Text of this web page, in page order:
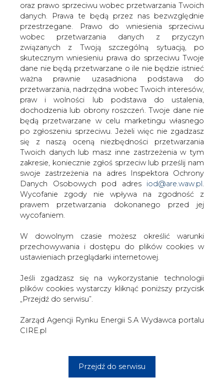
oraz prawo sprzeciwu wobec przetwarzania Twoich
danych. Prawa te będą przez nas bezwzględnie
przestrzegane. Prawo do wniesienia sprzeciwu
wobec przetwarzania danych z przyczyn
związanych z Twoją szczególną sytuacją, po
skutecznym wniesieniu prawa do sprzeciwu Twoje
dane nie będą przetwarzane o ile nie będzie istnieć
ważna prawnie uzasadniona podstawa do
przetwarzania, nadrzędna wobec Twoich interesów,
praw i wolności lub podstawa do ustalenia,
dochodzenia lub obrony roszczeń. Twoje dane nie
będą przetwarzane w celu marketingu własnego
po zgłoszeniu sprzeciwu. Jeżeli więc nie zgadzasz
się z naszą oceną niezbędności przetwarzania
Twoich danych lub masz inne zastrzeżenia w tym
zakresie, koniecznie zgłoś sprzeciw lub prześlij nam
swoje zastrzeżenia na adres Inspektora Ochrony
Danych Osobowych pod adres iod@are.waw.pl
Wycofanie zgody nie wpływa na zgodność z
prawem przetwarzania dokonanego przed jej
wycofaniem.
W dowolnym czasie możesz określić warunki
przechowywania i dostępu do plików cookies w
ustawieniach przeglądarki internetowej.
Jeśli zgadzasz się na wykorzystanie technologii
plików cookies wystarczy kliknąć poniższy przycisk
„Przejdź do serwisu”.
Zarząd Agencji Rynku Energii S.A Wydawca portalu
CIRE.pl
Przejdź do serwisu
Dotychczasowy Prezes URE Leszek
Juchniewicz będzie piastował tę funkcję
przez następne pięć lat.
Premier Leszek Miller powołał z dniem 23 czerwca 2002r.
Leszka Juchniewicza na stanowisko Prezesa Urzędu
Regulacji Energetyki na 5-letnią kadencję –
poinformowało dziś Centrum Informacyjne Rządu.
Leszek Juchniewicz został powołany przez Premiera po
raz pierwszy na Prezesa nowoutworzonego Urzędu 23
czerwca 1997r. Współtworzył zasady regulacji energetyki
dążąc do wprowadzenia rynku energii elektrycznej w
Polsce. Jak podkreślają specjaliści wprowadzona przez
niego analiza porównawcza do modelu taryfowania, była
znaczącym krokiem w kierunku zwiększenia efektywności
w zakładach energetycznych, choć nie udało się za jego
ubiegłej kadencji rozwiązać problemu kontraktów
długoterminowych (nizrealizowany projekt Systemu
Opłat Kompensacyjnych). Czterokrotnie przeprowadził
elektrowni zawodowych i PGNiGu. Jako Prezes URE
opublikował wiele stanowisk m.in. w sprawie kryteriów
uznania rynku energii elektrycznej za konkurencyjny,
wytwórców energii elektrycznej z obowiązku
zatwierdzania taryf, w sprawie konsolidacji i prywatyzacji
sektora energetyki opowiadając się za pierwszeństwem
przeciwstawiając się konsolidacji pionowej sektora
elektroenergetycznego.
Gazownictwo #kraj